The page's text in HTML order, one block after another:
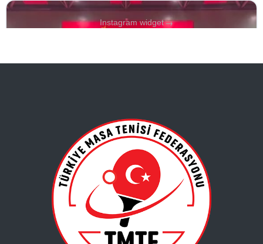
Instagram widget→